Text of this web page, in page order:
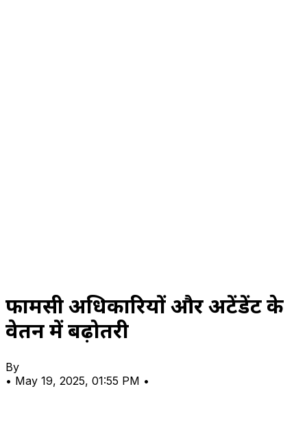
फार्मेसी अधिकारियों और अटेंडेंट के
वेतन में बढ़ोतरी
By
• May 19, 2025, 01:55 PM •